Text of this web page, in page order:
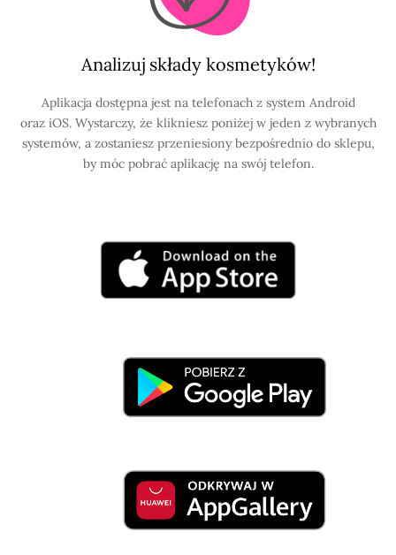
Analizuj składy kosmetyków!
Aplikacja dostępna jest na telefonach z system Android
oraz iOS. Wystarczy, że klikniesz poniżej w jeden z wybranych
systemów, a zostaniesz przeniesiony bezpośrednio do sklepu,
by móc pobrać aplikację na swój telefon.